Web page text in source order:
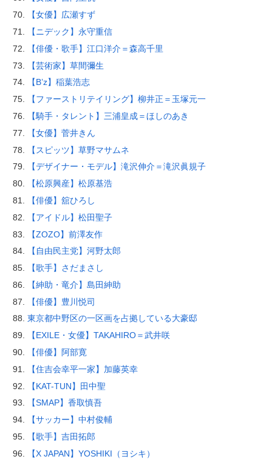
【女優】広瀬すず
【ニデック】永守重信
【俳優・歌手】江口洋介＝森高千里
【芸術家】草間彌生
【B’z】稲葉浩志
【ファーストリテイリング】柳井正＝玉塚元一
【騎手・タレント】三浦皇成＝ほしのあき
【女優】菅井きん
【スピッツ】草野マサムネ
【デザイナー・モデル】滝沢伸介＝滝沢眞規子
【松原興産】松原基浩
【俳優】舘ひろし
【アイドル】松田聖子
【ZOZO】前澤友作
【自由民主党】河野太郎
【歌手】さだまさし
【紳助・竜介】島田紳助
【俳優】豊川悦司
東京都中野区の一区画を占拠している大豪邸
【EXILE・女優】TAKAHIRO＝武井咲
【俳優】阿部寛
【住吉会幸平一家】加藤英幸
【KAT-TUN】田中聖
【SMAP】香取慎吾
【サッカー】中村俊輔
【歌手】吉田拓郎
【X JAPAN】YOSHIKI（ヨシキ）